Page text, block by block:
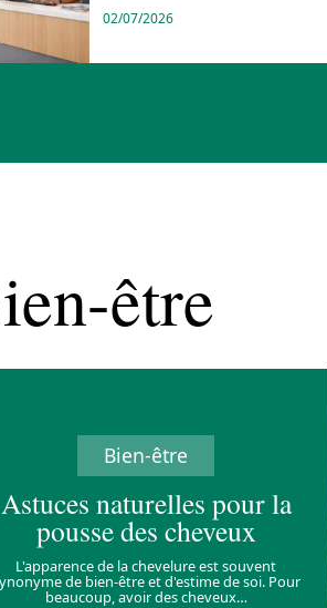
02/07/2026
être
Bien-être
Astuces naturelles pour la
pousse des cheveux
L'apparence de la chevelure est souvent
de bien-être et d'estime de soi. Pour
beaucoup, avoir des cheveux…